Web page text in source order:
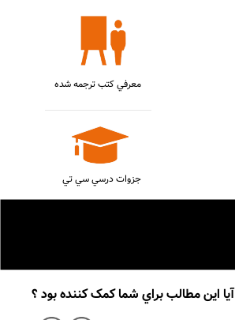
معرفي کتب ترجمه شده
جزوات درسي سي تي
آيا اين مطالب براي شما کمک کننده بود ؟